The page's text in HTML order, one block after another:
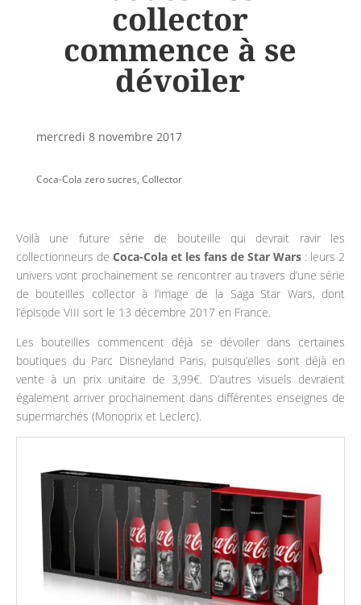
collector
commence à se
dévoiler
mercredi 8 novembre 2017
Coca-Cola zero sucres, Collector
Voilà une future série de bouteille qui devrait ravir les
collectionneurs de Coca-Cola et les fans de Star Wars : leurs 2
univers vont prochainement se rencontrer au travers d’une série
de bouteilles collector à l’image de la Saga Star Wars, dont
l’épisode VIII sort le 13 décembre 2017 en France.
Les bouteilles commencent déjà se dévoiler dans certaines
boutiques du Parc Disneyland Paris, puisqu’elles sont déjà en
vente à un prix unitaire de 3,99€. D’autres visuels devraient
également arriver prochainement dans différentes enseignes de
supermarchés (Monoprix et Leclerc).